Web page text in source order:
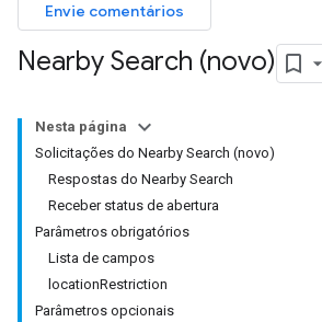
Envie comentários
Nearby Search (novo)
Nesta página
Solicitações do Nearby Search (novo)
Respostas do Nearby Search
Receber status de abertura
Parâmetros obrigatórios
Lista de campos
locationRestriction
Parâmetros opcionais